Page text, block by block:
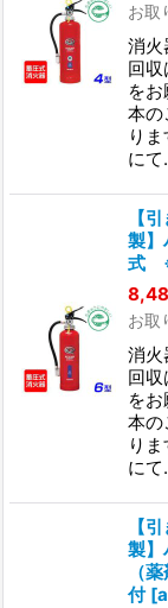
お取
消火
回
を
本の
り
に
【
製
式 ※
お取
消火
回
を
本の
り
に
【
製】
（
付 [